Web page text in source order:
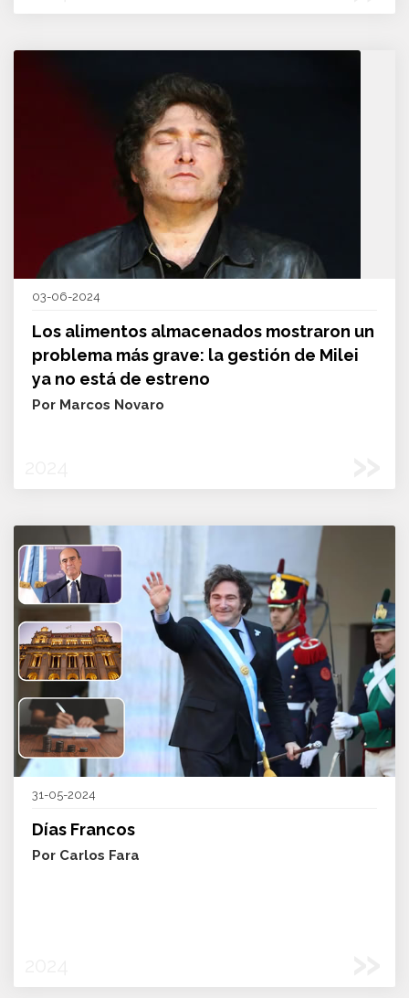
03-06-2024
Los alimentos almacenados mostraron un
problema más grave: la gestión de Milei
ya no está de estreno
Por Marcos Novaro
31-05-2024
Días Francos
Por Carlos Fara